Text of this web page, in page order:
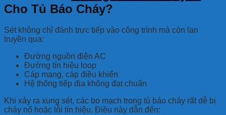
Cho Tủ Báo Cháy?
Sét không chỉ đánh trực tiếp vào công trình mà còn lan
truyền qua:
Đường nguồn điện AC
Đường tín hiệu loop
Cáp mạng, cáp điều khiển
Hệ thống tiếp địa không đạt chuẩn
Khi xảy ra xung sét, các bo mạch trong tủ báo cháy rất dễ bị
cháy nổ hoặc lỗi tín hiệu. Điều này dẫn đến: